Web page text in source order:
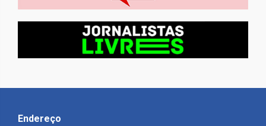
Endereço